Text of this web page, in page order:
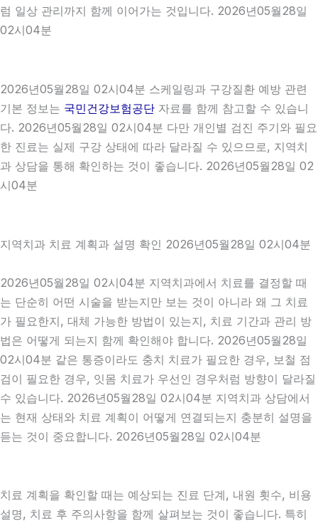
럼 일상 관리까지 함께 이어가는 것입니다. 2026년05월28일
02시04분
2026년05월28일 02시04분 스케일링과 구강질환 예방 관련
기본 정보는 국민건강보험공단 자료를 함께 참고할 수 있습니
다. 2026년05월28일 02시04분 다만 개인별 검진 주기와 필요
한 진료는 실제 구강 상태에 따라 달라질 수 있으므로, 지역치
과 상담을 통해 확인하는 것이 좋습니다. 2026년05월28일 02
시04분
지역치과 치료 계획과 설명 확인 2026년05월28일 02시04분
2026년05월28일 02시04분 지역치과에서 치료를 결정할 때
는 단순히 어떤 시술을 받는지만 보는 것이 아니라 왜 그 치료
가 필요한지, 대체 가능한 방법이 있는지, 치료 기간과 관리 방
법은 어떻게 되는지 함께 확인해야 합니다. 2026년05월28일
02시04분 같은 통증이라도 충치 치료가 필요한 경우, 보철 점
검이 필요한 경우, 잇몸 치료가 우선인 경우처럼 방향이 달라질
수 있습니다. 2026년05월28일 02시04분 지역치과 상담에서
는 현재 상태와 치료 계획이 어떻게 연결되는지 충분히 설명을
듣는 것이 중요합니다. 2026년05월28일 02시04분
치료 계획을 확인할 때는 예상되는 진료 단계, 내원 횟수, 비용
설명, 치료 후 주의사항을 함께 살펴보는 것이 좋습니다. 특히